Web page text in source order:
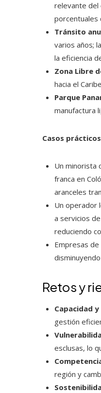
relevante del
porcentuales
Tránsito
varios años;
la eficiencia
Zona Libre
hacia el
Parque
manufactura
Casos prácticos
Un minorista
franca en
aranceles
Un operador
a servicios
reduciendo
Empresas
Retos y
Capacidad
gestión
esclusas, lo
región y